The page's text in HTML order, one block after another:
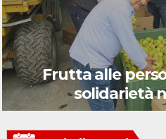
Frutta alle
solidarietà